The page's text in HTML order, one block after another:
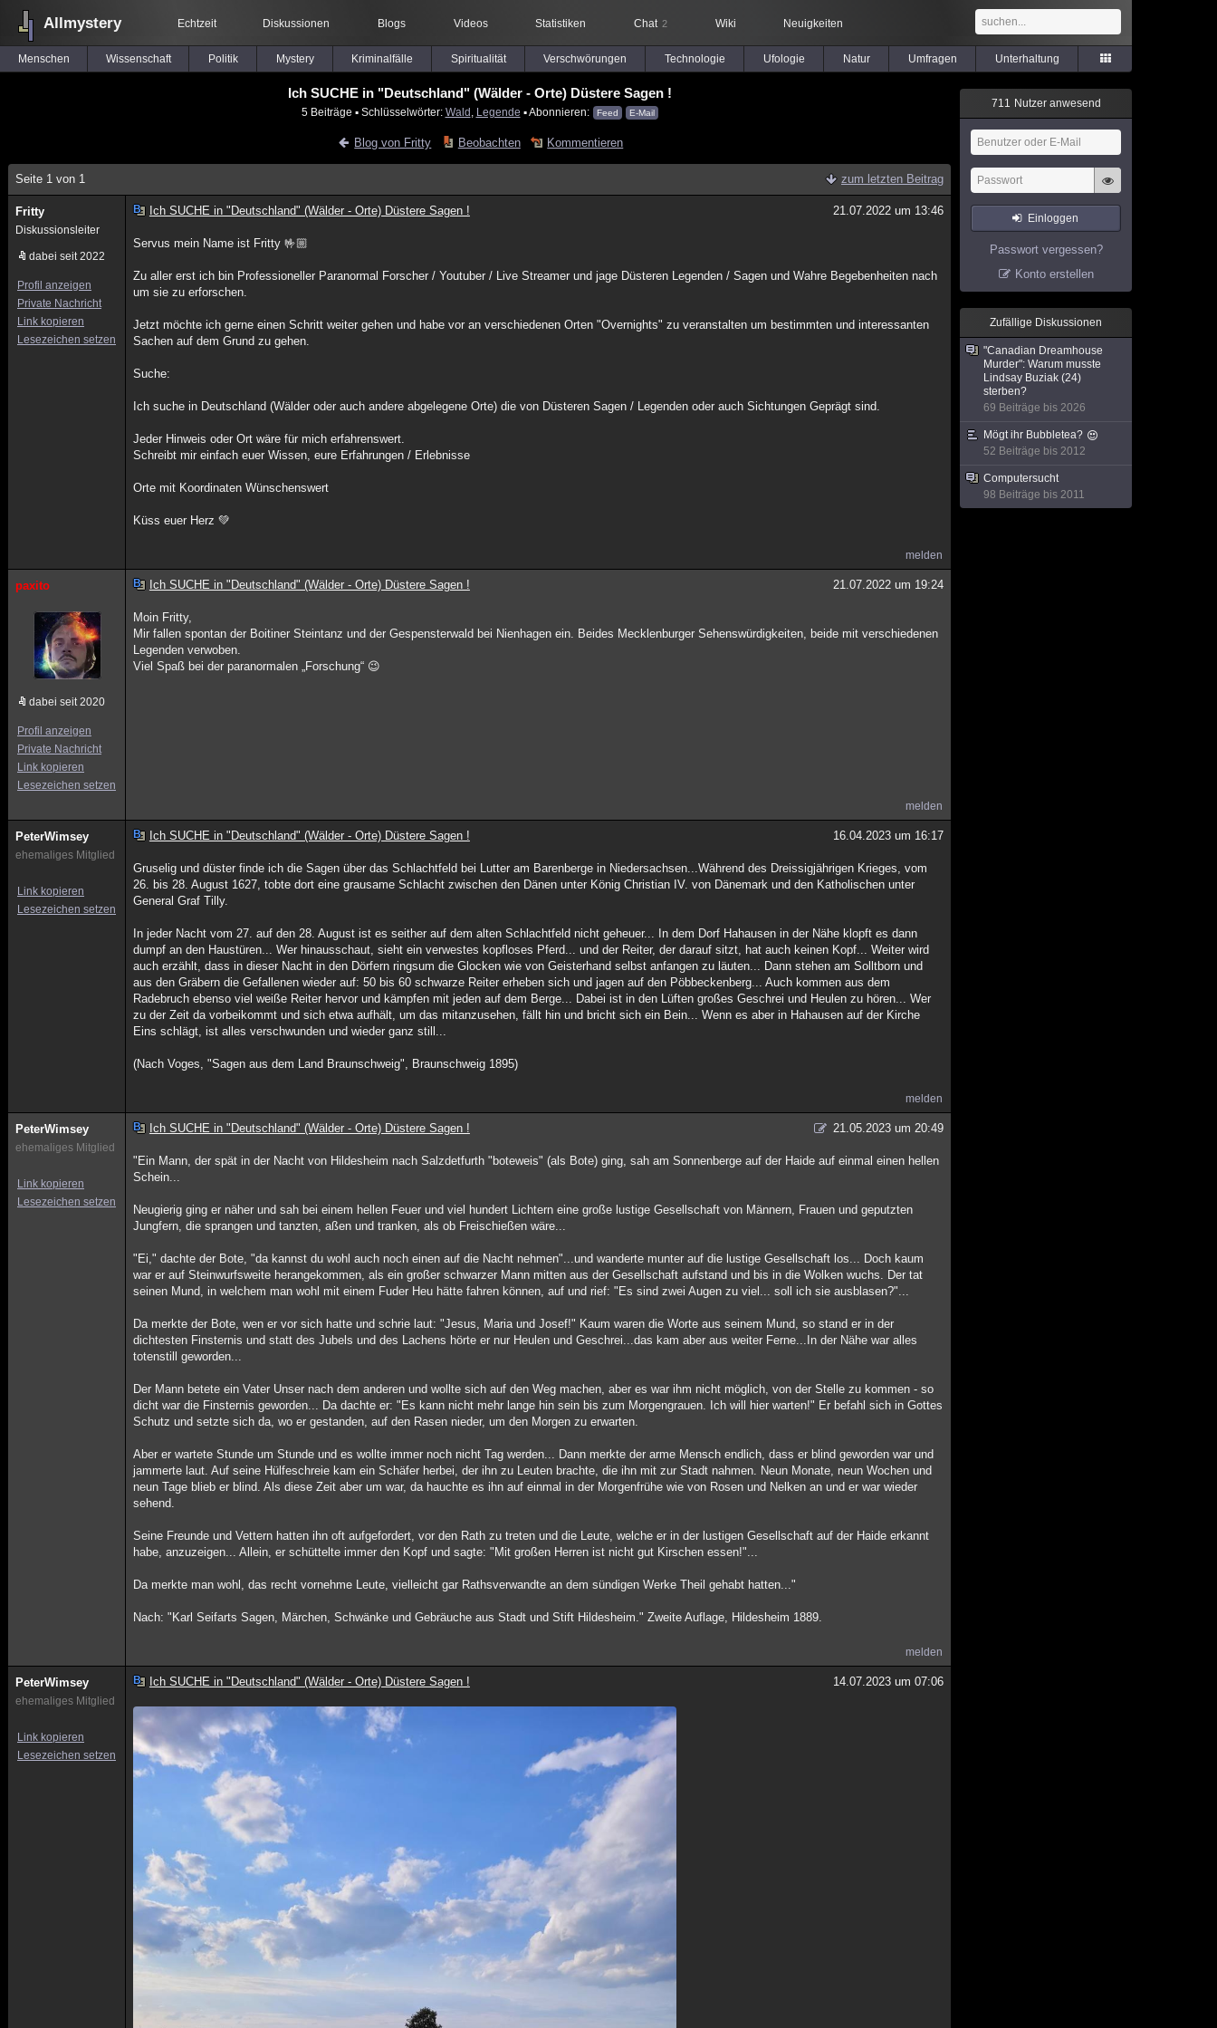
Allmystery Echtzeit Diskussionen Blogs Videos Statistiken Chat 2 Wiki Neuigkeiten
Menschen Wissenschaft Politik Mystery Kriminalfälle Spiritualität Verschwörungen Technologie Ufologie Natur Umfragen Unterhaltung
Ich SUCHE in "Deutschland" (Wälder - Orte) Düstere Sagen !
5 Beiträge ▪ Schlüsselwörter: Wald Legende ▪ Abonnieren: Feed E-Mail
Blog von Fritty Beobachten Kommentieren
Seite 1 von 1 zum letzten Beitrag
Fritty
Diskussionsleiter
dabei seit 2022
Profil anzeigen
Private Nachricht
Link kopieren
Lesezeichen setzen
Ich SUCHE in "Deutschland" (Wälder - Orte) Düstere Sagen ! 21.07.2022 um 13:46
Servus mein Name ist Fritty 🤟🏼
Zu aller erst ich bin Professioneller Paranormal Forscher / Youtuber / Live Streamer und jage Düsteren Legenden / Sagen und Wahre Begebenheiten nach
um sie zu erforschen.
Jetzt möchte ich gerne einen Schritt weiter gehen und habe vor an verschiedenen Orten "Overnights" zu veranstalten um bestimmten und interessanten
Sachen auf dem Grund zu gehen.
Suche:
Ich suche in Deutschland (Wälder oder auch andere abgelegene Orte) die von Düsteren Sagen / Legenden oder auch Sichtungen Geprägt sind.
Jeder Hinweis oder Ort wäre für mich erfahrenswert.
Schreibt mir einfach euer Wissen, eure Erfahrungen / Erlebnisse
Orte mit Koordinaten Wünschenswert
Küss euer Herz 💚
melden
paxito
dabei seit 2020
Profil anzeigen
Private Nachricht
Link kopieren
Lesezeichen setzen
Ich SUCHE in "Deutschland" (Wälder - Orte) Düstere Sagen ! 21.07.2022 um 19:24
Moin Fritty,
Mir fallen spontan der Boitiner Steintanz und der Gespensterwald bei Nienhagen ein. Beides Mecklenburger Sehenswürdigkeiten, beide mit verschiedenen
Legenden verwoben.
Viel Spaß bei der paranormalen „Forschung“ 😉
melden
PeterWimsey
ehemaliges Mitglied
Link kopieren
Lesezeichen setzen
Ich SUCHE in "Deutschland" (Wälder - Orte) Düstere Sagen ! 16.04.2023 um 16:17
Gruselig und düster finde ich die Sagen über das Schlachtfeld bei Lutter am Barenberge in Niedersachsen...Während des Dreissigjährigen Krieges, vom
26. bis 28. August 1627, tobte dort eine grausame Schlacht zwischen den Dänen unter König Christian IV. von Dänemark und den Katholischen unter
General Graf Tilly.
In jeder Nacht vom 27. auf den 28. August ist es seither auf dem alten Schlachtfeld nicht geheuer... In dem Dorf Hahausen in der Nähe klopft es dann
dumpf an den Haustüren... Wer hinausschaut, sieht ein verwestes kopfloses Pferd... und der Reiter, der darauf sitzt, hat auch keinen Kopf... Weiter wird
auch erzählt, dass in dieser Nacht in den Dörfern ringsum die Glocken wie von Geisterhand selbst anfangen zu läuten... Dann stehen am Solltborn und
aus den Gräbern die Gefallenen wieder auf: 50 bis 60 schwarze Reiter erheben sich und jagen auf den Pöbbeckenberg... Auch kommen aus dem
Radebruch ebenso viel weiße Reiter hervor und kämpfen mit jeden auf dem Berge... Dabei ist in den Lüften großes Geschrei und Heulen zu hören... Wer
zu der Zeit da vorbeikommt und sich etwa aufhält, um das mitanzusehen, fällt hin und bricht sich ein Bein... Wenn es aber in Hahausen auf der Kirche
Eins schlägt, ist alles verschwunden und wieder ganz still...
(Nach Voges, "Sagen aus dem Land Braunschweig", Braunschweig 1895)
melden
PeterWimsey
ehemaliges Mitglied
Link kopieren
Lesezeichen setzen
Ich SUCHE in "Deutschland" (Wälder - Orte) Düstere Sagen ! 21.05.2023 um 20:49
"Ein Mann, der spät in der Nacht von Hildesheim nach Salzdetfurth "boteweis" (als Bote) ging, sah am Sonnenberge auf der Haide auf einmal einen hellen
Schein...
Neugierig ging er näher und sah bei einem hellen Feuer und viel hundert Lichtern eine große lustige Gesellschaft von Männern, Frauen und geputzten
Jungfern, die sprangen und tanzten, aßen und tranken, als ob Freischießen wäre...
"Ei," dachte der Bote, "da kannst du wohl auch noch einen auf die Nacht nehmen"...und wanderte munter auf die lustige Gesellschaft los... Doch kaum
war er auf Steinwurfsweite herangekommen, als ein großer schwarzer Mann mitten aus der Gesellschaft aufstand und bis in die Wolken wuchs. Der tat
seinen Mund, in welchem man wohl mit einem Fuder Heu hätte fahren können, auf und rief: "Es sind zwei Augen zu viel... soll ich sie ausblasen?"...
Da merkte der Bote, wen er vor sich hatte und schrie laut: "Jesus, Maria und Josef!" Kaum waren die Worte aus seinem Mund, so stand er in der
dichtesten Finsternis und statt des Jubels und des Lachens hörte er nur Heulen und Geschrei...das kam aber aus weiter Ferne...In der Nähe war alles
totenstill geworden...
Der Mann betete ein Vater Unser nach dem anderen und wollte sich auf den Weg machen, aber es war ihm nicht möglich, von der Stelle zu kommen - so
dicht war die Finsternis geworden... Da dachte er: "Es kann nicht mehr lange hin sein bis zum Morgengrauen. Ich will hier warten!" Er befahl sich in Gottes
Schutz und setzte sich da, wo er gestanden, auf den Rasen nieder, um den Morgen zu erwarten.
Aber er wartete Stunde um Stunde und es wollte immer noch nicht Tag werden... Dann merkte der arme Mensch endlich, dass er blind geworden war und
jammerte laut. Auf seine Hülfeschreie kam ein Schäfer herbei, der ihn zu Leuten brachte, die ihn mit zur Stadt nahmen. Neun Monate, neun Wochen und
neun Tage blieb er blind. Als diese Zeit aber um war, da hauchte es ihn auf einmal in der Morgenfrühe wie von Rosen und Nelken an und er war wieder
sehend.
Seine Freunde und Vettern hatten ihn oft aufgefordert, vor den Rath zu treten und die Leute, welche er in der lustigen Gesellschaft auf der Haide erkannt
habe, anzuzeigen... Allein, er schüttelte immer den Kopf und sagte: "Mit großen Herren ist nicht gut Kirschen essen!"...
Da merkte man wohl, das recht vornehme Leute, vielleicht gar Rathsverwandte an dem sündigen Werke Theil gehabt hatten..."
Nach: "Karl Seifarts Sagen, Märchen, Schwänke und Gebräuche aus Stadt und Stift Hildesheim." Zweite Auflage, Hildesheim 1889.
melden
PeterWimsey
ehemaliges Mitglied
Link kopieren
Lesezeichen setzen
Ich SUCHE in "Deutschland" (Wälder - Orte) Düstere Sagen ! 14.07.2023 um 07:06
711 Nutzer anwesend
Einloggen
Passwort vergessen?
Konto erstellen
Zufällige Diskussionen
"Canadian Dreamhouse
Murder": Warum musste
Lindsay Buziak (24)
sterben?
69 Beiträge bis 2026
Mögt ihr Bubbletea?
52 Beiträge bis 2012
Computersucht
98 Beiträge bis 2011